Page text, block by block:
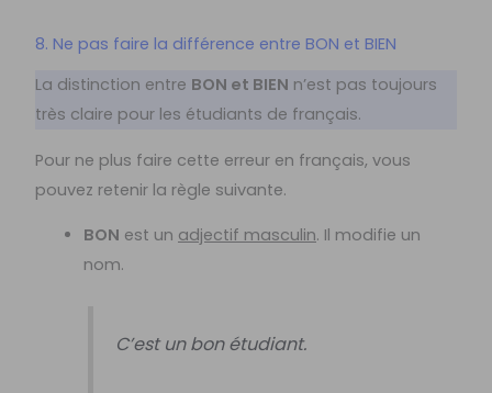
8. Ne pas faire la différence entre BON et BIEN
La distinction entre BON et BIEN n’est pas toujours
très claire pour les étudiants de français.
Pour ne plus faire cette erreur en français, vous
pouvez retenir la règle suivante.
BON est un adjectif masculin. Il modifie un
nom.
C’est un bon étudiant.